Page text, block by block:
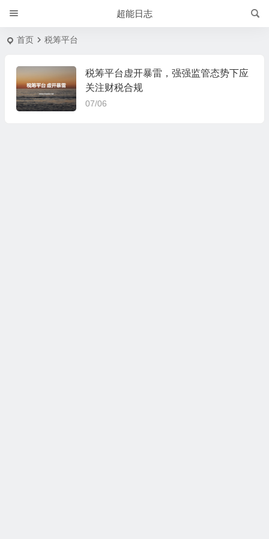
超能日志
首页 税筹平台
税筹平台虚开暴雷，强强监管态势下应
关注财税合规
07/06